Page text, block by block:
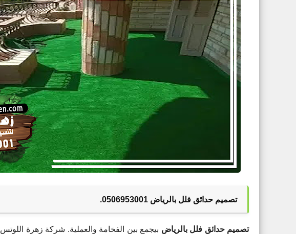
تصميم حدائق فلل بالرياض 0506953001.
تصميم حدائق فلل بالرياض بيجمع بين الفخامة والعملية. شركة زهرة اللوتس 0506953001 توفر